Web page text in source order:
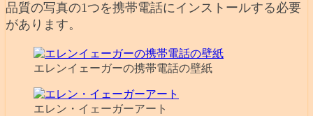
品質の写真の1つを携帯電話にインストールする必要
があります。
エレンイェーガーの携帯電話の壁紙
エレン・イェーガーアート